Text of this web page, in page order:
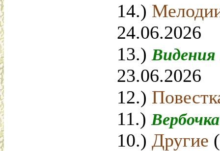
14.)
24.06.2026
13.)
23.06.2026
12.)
11.)
10.) Другие